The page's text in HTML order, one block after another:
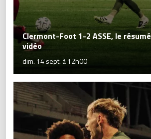
Clermont-Foot 1-2 ASSE, le résumé
vidéo
dim. 14 sept. à 12h00